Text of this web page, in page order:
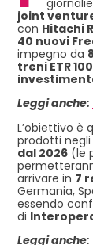
joint
con Hitachi
40 nuovi
impegno da
treni ETR
Leggi anche:
L’obiettivo è
prodotti
dal 2026 (le
arrivare in 7
Germania,
essendo
di
Leggi anche: